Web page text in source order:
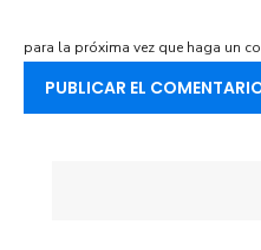
para la próxima vez que haga un